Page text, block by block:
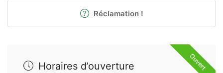
Réclamation !
Ouvert
Horaires d’ouverture